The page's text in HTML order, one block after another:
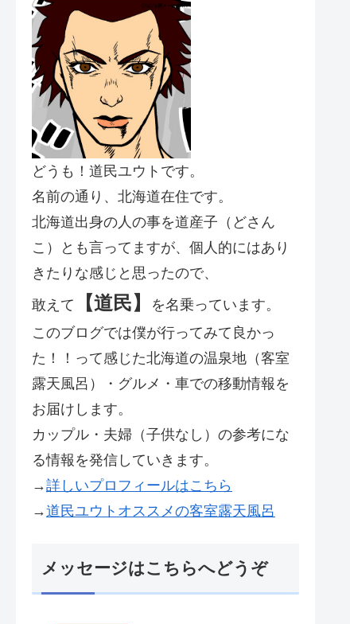
どうも！道民ユウトです。
名前の通り、北海道在住です。
北海道出身の人の事を道産子（どさん
こ）とも言ってますが、個人的にはあり
きたりな感じと思ったので、
敢えて
【道民】
を名乗っています。
このブログでは僕が行ってみて良かっ
た！！って感じた北海道の温泉地（客室
露天風呂）・グルメ・車での移動情報を
お届けします。
カップル・夫婦（子供なし）の参考にな
る情報を発信していきます。
→詳しいプロフィールはこちら
→道民ユウトオススメの客室露天風呂
メッセージはこちらへどうぞ